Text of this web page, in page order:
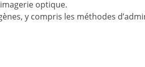
optique.
y compris les méthodes